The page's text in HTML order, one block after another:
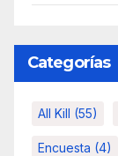
Categorías
All Kill (55)
Encuesta (4)